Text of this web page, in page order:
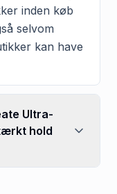
inden køb
selvom
kan have
Ultra-
hold